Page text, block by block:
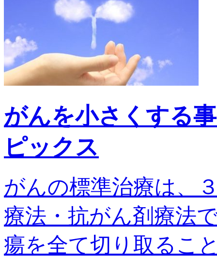
がんを小さくする
ピックス
がんの標準治療は、
療法・抗がん剤療法
瘍を全て切り取るこ